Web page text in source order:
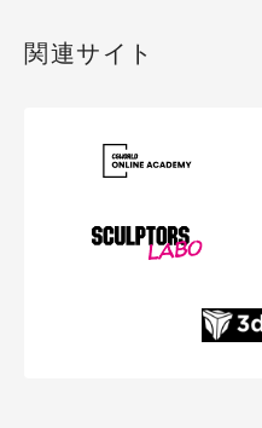
関連サイト